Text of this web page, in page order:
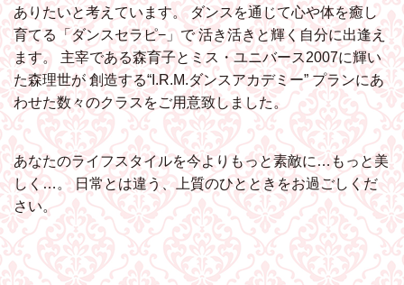
ありたいと考えています。 ダンスを通じて心や体を癒し
育てる「ダンスセラピ−」で活き活きと輝く自分に出逢え
ます。
主宰である森育子とミス・ユニバース2007に輝い
た森理世が創造する“I.R.M.ダンスアカデミー”プランにあ
わせた数々のクラスをご用意致しました。
あなたのライフスタイルを今よりもっと素敵に…もっと美
しく…。日常とは違う、上質のひとときをお過ごしくだ
さい。